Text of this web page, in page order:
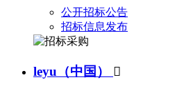
公开招标公告
招标信息发布
leyu（中国） 